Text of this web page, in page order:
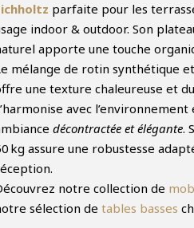
parfaite pour les
indoor & outdoor. Son
apporte une touche
mélange de rotin synthétique
une texture chaleureuse et
avec
décontractée et élégante.
kg assure une robustesse
notre collection de
sélection de tables basses